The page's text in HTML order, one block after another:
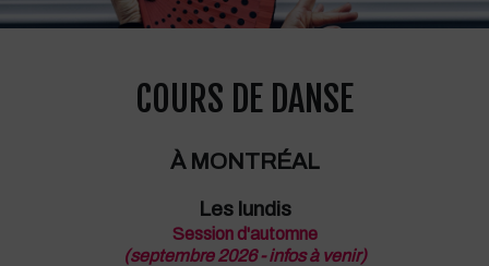
COURS DE DANSE
À MONTRÉAL
Les lundis
Session d'automne
(septembre 2026 - infos à venir)